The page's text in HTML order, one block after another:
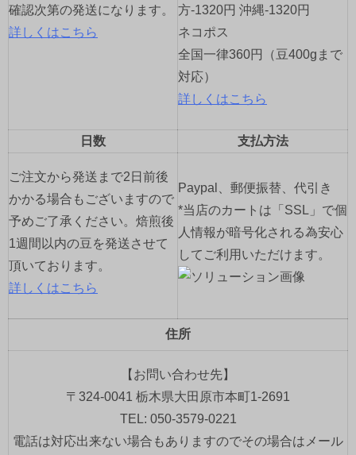
確認次第の発送になります。
詳しくはこちら
方-1320円 沖縄-1320円
ネコポス
全国一律360円（豆400gまで
対応）
詳しくはこちら
日数 支払方法
ご注文から発送まで2日前後
かかる場合もございますので
予めご了承ください。焙煎後
1週間以内の豆を発送させて
頂いております。
詳しくはこちら
Paypal、郵便振替、代引き
*当店のカートは「SSL」で個
人情報が暗号化される為安心
してご利用いただけます。
住所
【お問い合わせ先】
〒324-0041 栃木県大田原市本町1-2691
TEL: 050-3579-0221
電話は対応出来ない場合もありますのでその場合はメール